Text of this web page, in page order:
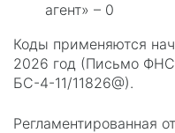
агент» – 0
Коды применяются
2026 год (Письмо
БС-4-11/11826@).
Регламентированная